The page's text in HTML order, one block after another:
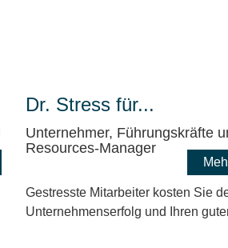
Dr. Stress für...
Unternehmer, Führungskräfte
Resources-Manager
Gestresste Mitarbeiter kosten Sie
Unternehmenserfolg und Ihren